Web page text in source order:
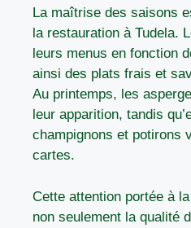
La maîtrise des saisons
la restauration à Tudela.
leurs menus en fonction
ainsi des plats frais et
Au printemps, les
leur apparition, tandis
champignons et potirons
cartes.
Cette attention portée à
non seulement la qualité